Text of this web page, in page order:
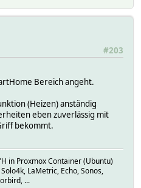
#203
Bereich angeht.
(Heizen) anständig
eben zuverlässig mit
bekommt.
in Proxmox Container (Ubuntu)
LaMetric, Echo, Sonos,
...